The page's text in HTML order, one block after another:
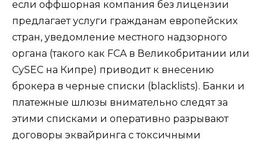
если оффшорная компания без лицензии
предлагает услуги гражданам европейских
стран, уведомление местного надзорного
органа (такого как FCA в Великобритании или
CySEC на Кипре) приводит к внесению
брокера в черные списки (blacklists). Банки и
платежные шлюзы внимательно следят за
этими списками и оперативно разрывают
договоры эквайринга с токсичными